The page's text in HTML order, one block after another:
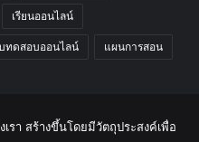
เรียนออนไลน์
ทดสอบออนไลน์ แผนการสอน
รา สร้างขึ้นโดยมีวัตถุประสงค์เพื่อ